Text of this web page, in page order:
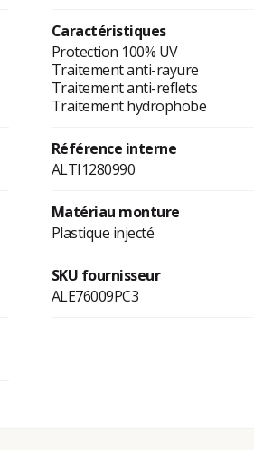
Caractéristiques
Protection 100% UV
Traitement anti-rayure
Traitement anti-reflets
Traitement hydrophobe
Référence interne
ALTI1280990
Matériau monture
Plastique injecté
SKU fournisseur
ALE76009PC3